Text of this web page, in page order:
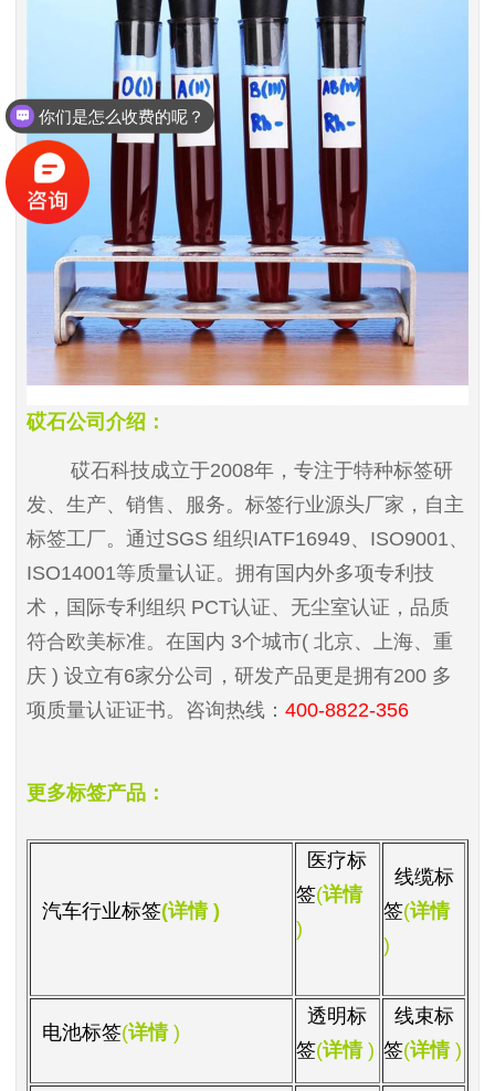
砹石公司介绍：
砹石科技成立于2008年，专注于特种标签研
发、生产、销售、服务。标签行业源头厂家，自主
标签工厂。通过SGS 组织IATF16949、 ISO9001、
ISO14001等质量认证。拥有国内外多项专利技
术，国际专利组织 PCT认证、无尘室认证，品质
符合欧美标准。在国内 3个城市( 北京、上海、重
庆 ) 设立有6家分公司，研发产品更是拥有200 多
项质量认证证书。咨询热线： 400-8822-356
更多标签产品：
汽车行业标签(详情 )
医疗标
签(详情
)
线缆标
签(详情
)
电池标签(详情 )
透明标
签(详情 )
线束标
签(详情 )
你们是怎么收费的呢？
现在有优惠活动么？